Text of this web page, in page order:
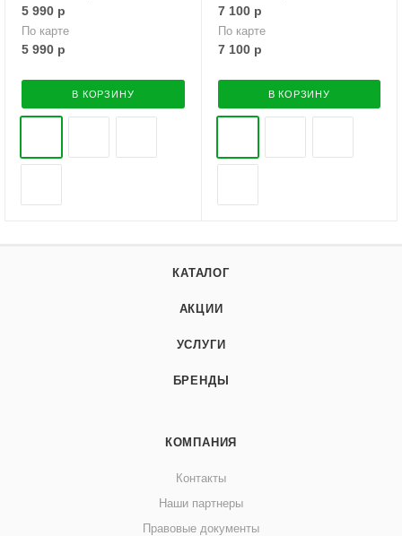
5 990 р
По карте
5 990 р
В КОРЗИНУ
7 100р
По карте
7 100р
В КОРЗИНУ
КАТАЛОГ
АКЦИИ
УСЛУГИ
БРЕНДЫ
КОМПАНИЯ
Контакты
Наши партнеры
Правовые документы